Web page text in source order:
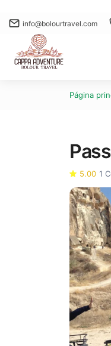
info@bolourtravel.com
Página
5.00 1